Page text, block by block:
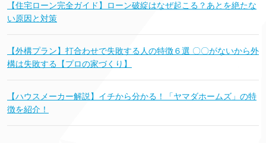
【住宅ローン完全ガイド】ローン破綻はなぜ起こる？あとを絶たな
い原因と対策
【外構プラン】打合わせで失敗する人の特徴６選 〇〇がないから外
構は失敗する【プロの家づくり】
【ハウスメーカー解説】イチから分かる！「ヤマダホームズ」の特
徴を紹介！